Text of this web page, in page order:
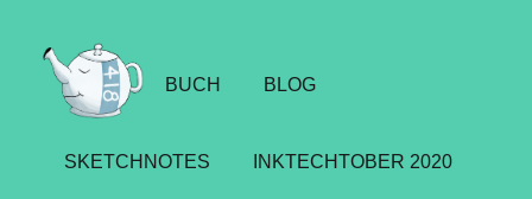
BUCH BLOG
SKETCHNOTES INKTECHTOBER 2020